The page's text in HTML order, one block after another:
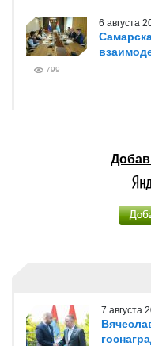
6 августа
799
7 августа